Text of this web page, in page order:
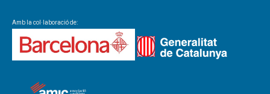
Amb la col·laboració de: